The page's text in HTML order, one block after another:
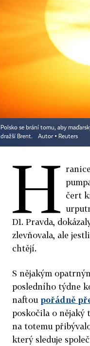
Polsko se brání tomu, aby
dražší Brent.
Autor ▪ Reuters
H čert
D1. Pravda,
zlevňovala, ale
chtějí.
S nějakým
posledního týdne
naftou pořádně
poskočila o nějaký
na totemu
který sleduje